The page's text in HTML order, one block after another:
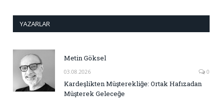
YAZARLAR
Metin Göksel
03.08.2026 0
Kardeşlikten Müşterekliğe: Ortak Hafızadan
Müşterek Geleceğe